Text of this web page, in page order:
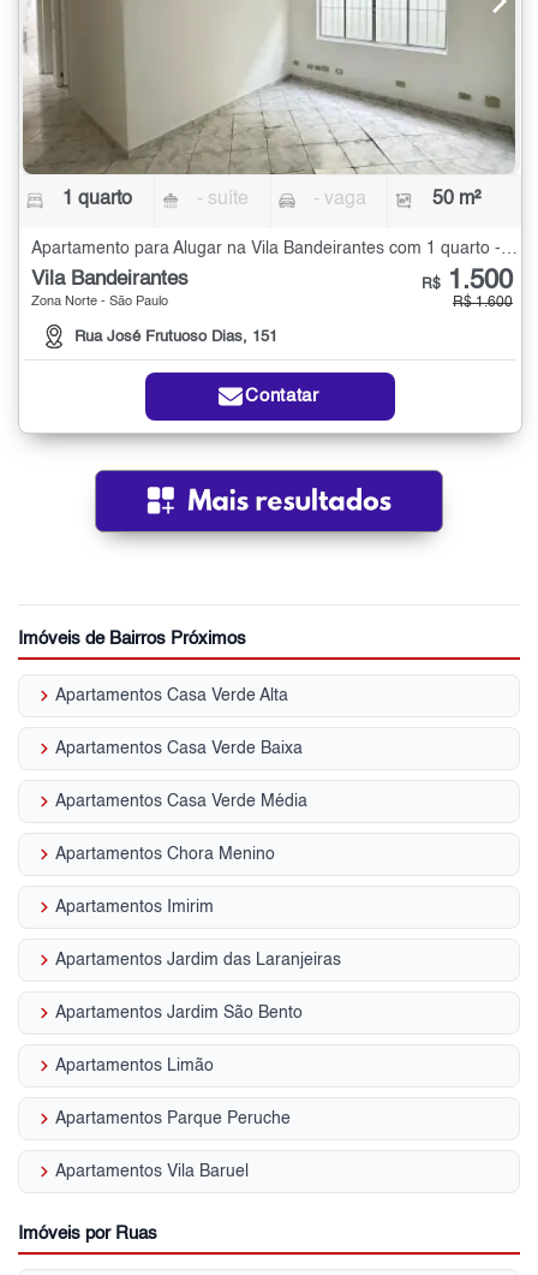
1 quarto - suíte - vaga 50 m²
Vila Bandeirantes
Zona Norte - São Paulo
Rua José Frutuoso Dias, 151
R$ 1.500
R$ 1.600
Contatar
Imóveis de Bairros Próximos
keyboard_arrow_right Apartamentos Casa Verde Alta
keyboard_arrow_right Apartamentos Casa Verde Baixa
keyboard_arrow_right Apartamentos Casa Verde Média
keyboard_arrow_right Apartamentos Chora Menino
keyboard_arrow_right Apartamentos Imirim
keyboard_arrow_right Apartamentos Jardim das Laranjeiras
keyboard_arrow_right Apartamentos Jardim São Bento
keyboard_arrow_right Apartamentos Limão
keyboard_arrow_right Apartamentos Parque Peruche
keyboard_arrow_right Apartamentos Vila Baruel
Imóveis por Ruas